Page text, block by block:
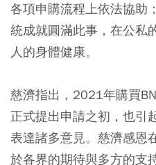
各項申購流程上依法協助
統成就圓滿此事，在公私
人的身體健康。
慈濟指出，2021年購買
正式提出申請之初，也引
表達諸多意見。慈濟感恩
於各界的期待與多方的支